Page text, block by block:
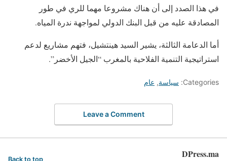
في هذا الصدد إلى أن هناك مشروعا مهما للري في طور
المصادقة عليه من قبل البنك الدولي لمواجهة ندرة المياه.
أما الدعامة الثالثة، يشير السيد هينتشيل، فتهم مشاريع لدعم
استراتيجية التنمية الفلاحية بالمغرب “الجيل الأخضر”.
Categories: سياسة, عام
Leave a Comment
DPress.ma
Back to top